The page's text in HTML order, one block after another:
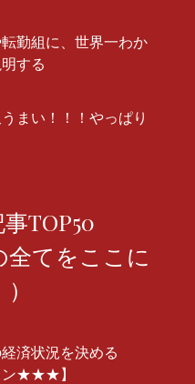
勤組に、世界一わか
する
まい！！！やっぱり
TOP50
全てをここに
経済状況を決める
ン★★★】